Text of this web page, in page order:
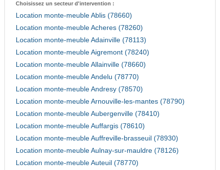
Choisissez un secteur d'intervention :
Location monte-meuble Ablis (78660)
Location monte-meuble Acheres (78260)
Location monte-meuble Adainville (78113)
Location monte-meuble Aigremont (78240)
Location monte-meuble Allainville (78660)
Location monte-meuble Andelu (78770)
Location monte-meuble Andresy (78570)
Location monte-meuble Arnouville-les-mantes (78790)
Location monte-meuble Aubergenville (78410)
Location monte-meuble Auffargis (78610)
Location monte-meuble Auffreville-brasseuil (78930)
Location monte-meuble Aulnay-sur-mauldre (78126)
Location monte-meuble Auteuil (78770)